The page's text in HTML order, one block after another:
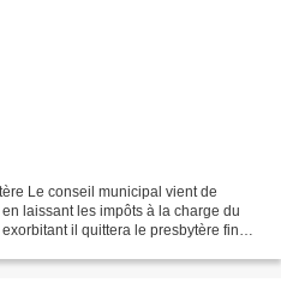
Le conseil municipal vient de
laissant les impôts à la charge du
il quittera le presbytère fin